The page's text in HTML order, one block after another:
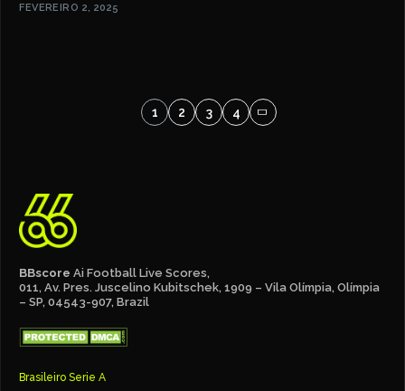
FEVEREIRO 2, 2025
1 2 3 4
BBscore Ai Football Live Scores,
011, Av. Pres. Juscelino Kubitschek, 1909 – Vila Olímpia, Olímpia
– SP, 04543-907, Brazil
Brasileiro Serie A